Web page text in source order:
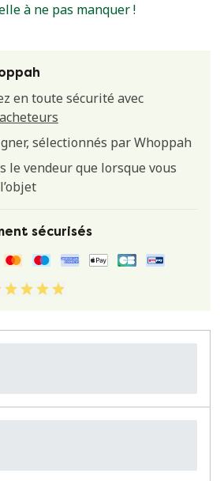
à ne pas manquer !
en toute sécurité avec
sélectionnés par Whoppah
le vendeur que lorsque vous
sécurisés